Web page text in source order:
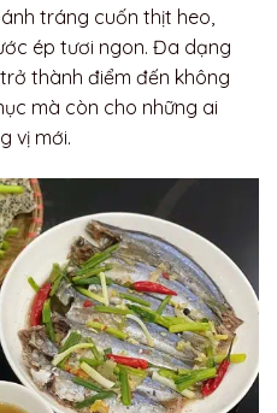
tráng cuốn thịt heo,
ép tươi ngon. Đa dạng
thành điểm đến không
mà còn cho những ai
vị mới.